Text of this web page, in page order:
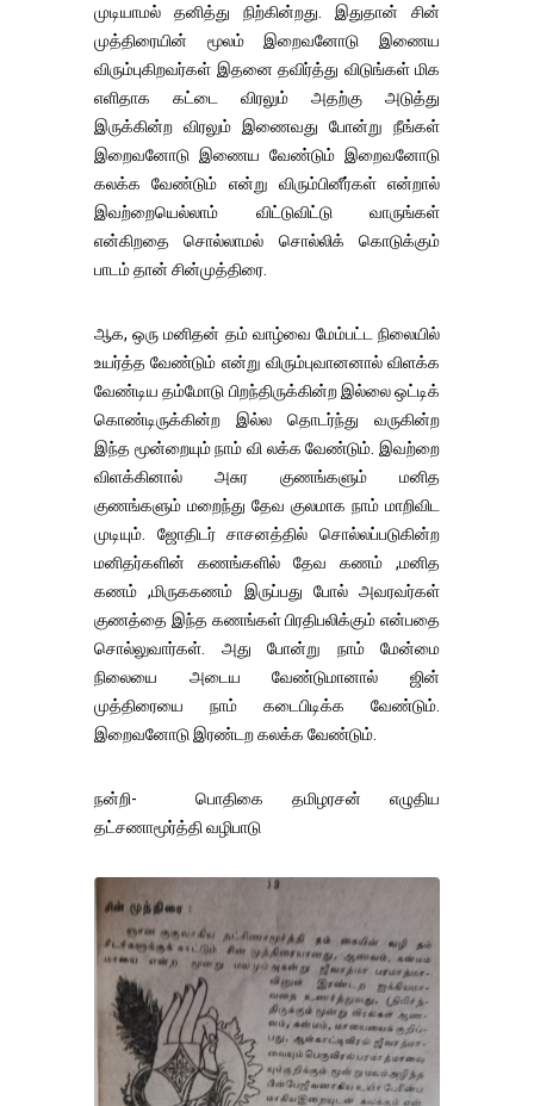
முடியாமல் தனித்து நிற்கின்றது. இதுதான் சின்
முத்திரையின் மூலம் இறைவனோடு இணைய
விரும்புகிறவர்கள் இதனை தவிர்த்து விடுங்கள் மிக
எளிதாக கட்டை விரலும் அதற்கு அடுத்து
இருக்கின்ற விரலும் இணைவது போன்று நீங்கள்
இறைவனோடு இணைய வேண்டும் இறைவனோடு
கலக்க வேண்டும் என்று விரும்பினீர்கள் என்றால்
இவற்றையெல்லாம் விட்டுவிட்டு வாருங்கள்
என்கிறதை சொல்லாமல் சொல்லிக் கொடுக்கும்
பாடம் தான் சின்முத்திரை.
ஆக, ஒரு மனிதன் தம் வாழ்வை மேம்பட்ட நிலையில்
உயர்த்த வேண்டும் என்று விரும்புவானனால் விளக்க
வேண்டிய தம்மோடு பிறந்திருக்கின்ற இல்லை ஒட்டிக்
கொண்டிருக்கின்ற இல்ல தொடர்ந்து வருகின்ற
இந்த மூன்றையும் நாம் வி லக்க வேண்டும். இவற்றை
விளக்கினால் அசுர குணங்களும் மனித
குணங்களும் மறைந்து தேவ குலமாக நாம் மாறிவிட
முடியும். ஜோதிடர் சாசனத்தில் சொல்லப்படுகின்ற
மனிதர்களின் கணங்களில் தேவ கணம் ,மனித
கணம் ,மிருககணம் இருப்பது போல் அவரவர்கள்
குணத்தை இந்த கணங்கள் பிரதிபலிக்கும் என்பதை
சொல்லுவார்கள். அது போன்று நாம் மேன்மை
நிலையை அடைய வேண்டுமானால் ஜின்
முத்திரையை நாம் கடைபிடிக்க வேண்டும்.
இறைவனோடு இரண்டற கலக்க வேண்டும்.
நன்றி- பொதிகை தமிழரசன் எழுதிய
தட்சணாமூர்த்தி வழிபாடு